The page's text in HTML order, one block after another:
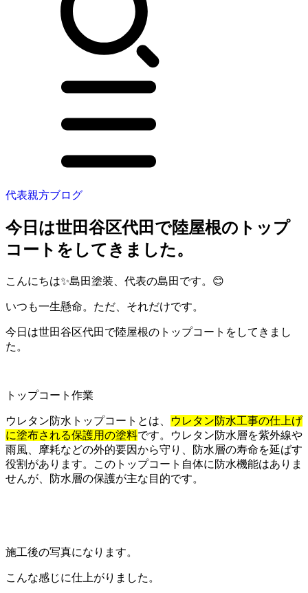
代表親方ブログ
今日は世田谷区代田で陸屋根のトップ
コートをしてきました。
こんにちは✨島田塗装、代表の島田です。😊
いつも一生懸命。ただ、それだけです。
今日は世田谷区代田で陸屋根のトップコートをしてきまし
た。
トップコート作業
ウレタン防水トップコートとは、
ウレタン防水工事の仕上げ
に塗布される保護用の塗料です。ウレタン防水層を紫外線や
雨風、摩耗などの外的要因から守り、防水層の寿命を延ばす
役割があります。このトップコート自体に防水機能はありま
せんが、防水層の保護が主な目的です。
施工後の写真になります。
こんな感じに仕上がりました。